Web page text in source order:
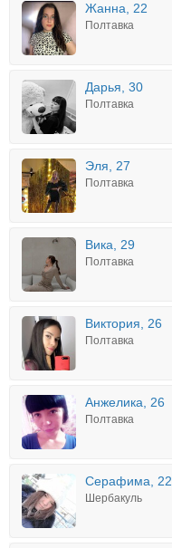
Жанна, 22
Полтавка
Дарья, 30
Полтавка
Эля, 27
Полтавка
Вика, 29
Полтавка
Виктория, 26
Полтавка
Анжелика, 26
Полтавка
Серафима, 22
Шербакуль